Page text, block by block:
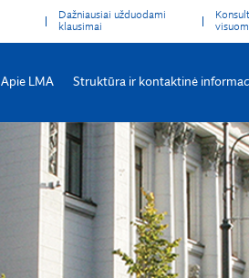
Dažniausiai užduodami
klausimai
Apie LMA Struktūra ir kontaktinė